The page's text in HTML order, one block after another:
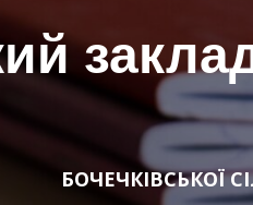
заклад
БОЧЕЧКІВСЬКОЇ